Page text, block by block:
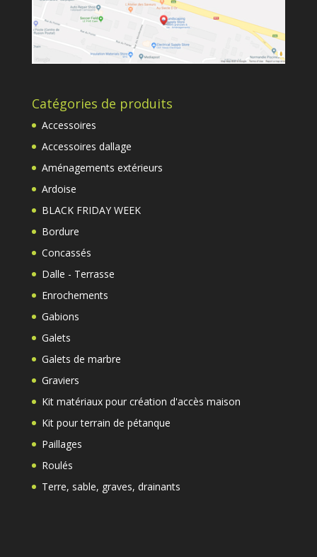
Catégories de produits
Accessoires
Accessoires dallage
Aménagements extérieurs
Ardoise
BLACK FRIDAY WEEK
Bordure
Concassés
Dalle - Terrasse
Enrochements
Gabions
Galets
Galets de marbre
Graviers
Kit matériaux pour création d'accès maison
Kit pour terrain de pétanque
Paillages
Roulés
Terre, sable, graves, drainants